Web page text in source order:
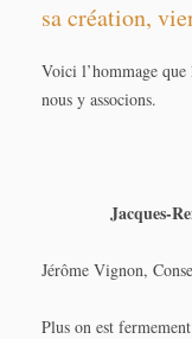
sa création,
Voici l’hommage
nous y associons.
Jacques-
Jérôme Vignon,
Plus on est